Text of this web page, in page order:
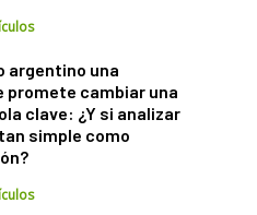
argentino una
promete cambiar una
clave: ¿Y si analizar
simple como